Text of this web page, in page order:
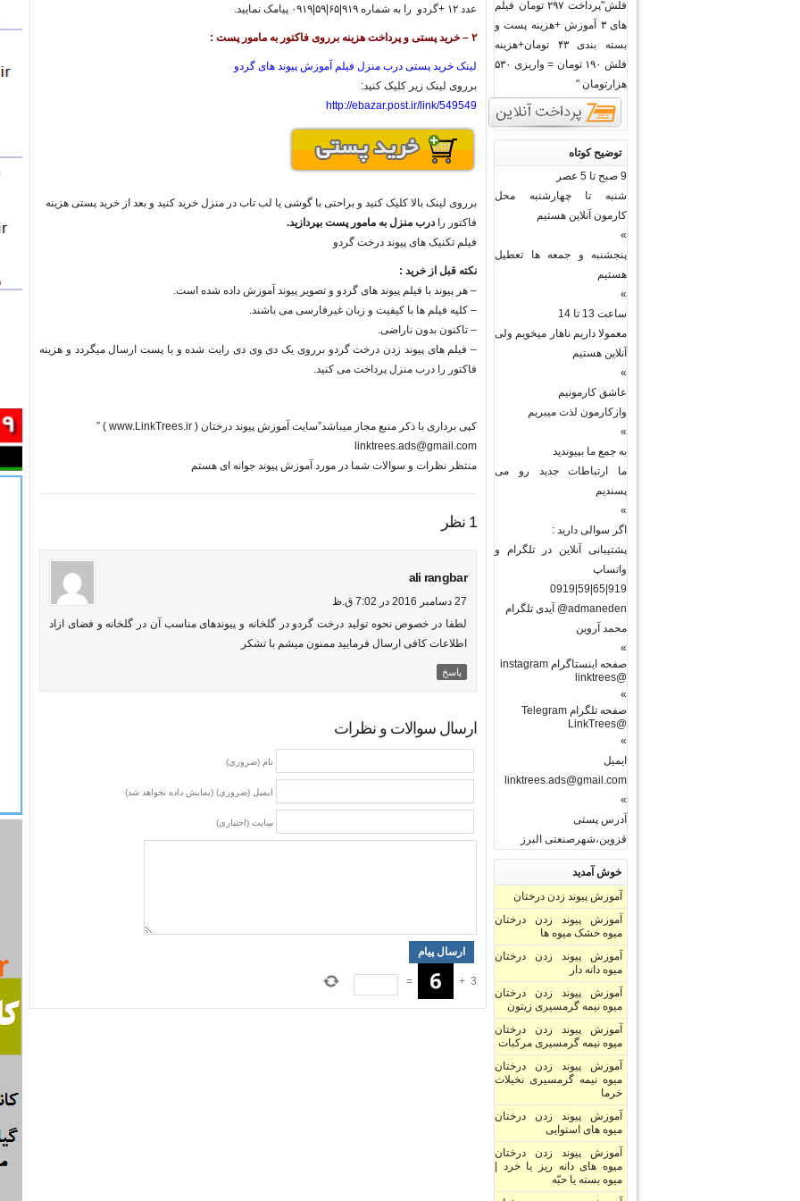
فلش"پرداخت ۲۹۷ تومان فیلم
های ۳ آموزش +هزینه پست و
بسته بندی ۴۳ تومان+هزینه
فلش ۱۹۰ تومان = واریزی ۵۳۰
هزارتومان "
توضیح کوتاه
9 صبح تا 5 عصر
شنبه تا چهارشنبه محل
کارمون آنلاین هستیم
»
پنجشنبه و جمعه ها تعطیل
هستیم
»
ساعت 13 تا 14
معمولا داریم ناهار میخویم ولی
آنلاین هستیم
»
عاشق کارمونیم
وازکارمون لذت میبریم
»
به جمع ما بپیوندید
ما ارتباطات جدید رو می
پسندیم
»
اگر سوالی دارید :
پشتیبانی آنلاین در تلگرام و
واتساپ
919|65|59|0919
admaneden@ آیدی تلگرام
محمد آروین
»
صفحه اینستاگرام instagram
@linktrees
»
صفحه تلگرام Telegram
@LinkTrees
»
ایمیل
linktrees.ads@gmail.com
»
آدرس پستی
قزوین،شهرصنعتی البرز
خوش آمدید
آموزش پیوند زدن درختان
آموزش پیوند زدن درختان
میوه خشک میوه ها
آموزش پیوند زدن درختان
میوه دانه دار
آموزش پیوند زدن درختان
میوه نیمه گرمسیری زیتون
آموزش پیوند زدن درختان
میوه نیمه گرمسیری مرکبات
آموزش پیوند زدن درختان
میوه نیمه گرمسیری نخیلات
خرما
آموزش پیوند زدن درختان
میوه های استوایی
آموزش پیوند زدن درختان
میوه های دانه ریز یا خرد |
میوه بسته یا حبّه
عدد ۱۲ +گردو را به شماره ۹۱۹|۶۵|۵۹|۰۹۱۹ پیامک نمایید.
۲ – خرید پستی و پرداخت هزینه برروی فاکتور به مامور پست :
لینک خرید پستی درب منزل فیلم آموزش پیوند های گردو
برروی لینک زیر کلیک کنید:
http://ebazar.post.ir/link/549549
برروی لینک بالا کلیک کنید و براحتی با گوشی یا لب تاب در منزل خرید کنید و بعد از خرید پستی هزینه
فاکتور رادرب منزل به مامور پست بپردازید.
فیلم تکنیک های پیوند درخت گردو
نکته قبل از خرید :
– هر پیوند با فیلم پیوند های گردو و تصویر پیوند آموزش داده شده است.
– کلیه فیلم ها با کیفیت و زبان غیرفارسی می باشند.
– تاکنون بدون ناراضی.
– فیلم های پیوند زدن درخت گردو برروی یک دی وی دی رایت شده و با پست ارسال میگردد و هزینه
فاکتور را درب منزل پرداخت می کنید.
کپی برداری با ذکر منبع مجاز میباشد”سایت آموزش پیوند درختان ( www.LinkTrees.ir ) ”
linktrees.ads@gmail.com
منتظر نظرات و سوالات شما در مورد آموزش پیوند جوانه ‌ای هستم
1 نظر
ali rangbar
27 دسامبر 2016 در 7:02 ق.ظ
لطفا در خصوص نحوه تولید درخت گردو در گلخانه و پیوندهای مناسب آن در گلخانه و فضای ازاد
اطلاعات کافی ارسال فرمایید ممنون میشم با تشکر
پاسخ
ارسال سوالات و نظرات
نام (ضروری)
ایمیل (ضروری) (نمایش داده نخواهد شد)
سایت (اختیاری)
3
+
=